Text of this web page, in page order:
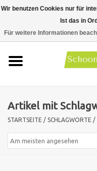
Produkte
Hautprobleme
Artikel mit
STARTSEITE / SCHLAGWORTE /
Wir benutzen Cookies nur für
Ist das in
Für weitere Informationen